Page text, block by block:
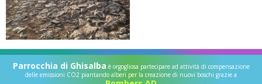
Parrocchia di Ghisalba è orgogliosa partecipare ad attività di compensazione
delle emissioni CO2 piantando alberi per la creazione di nuovi boschi grazie a